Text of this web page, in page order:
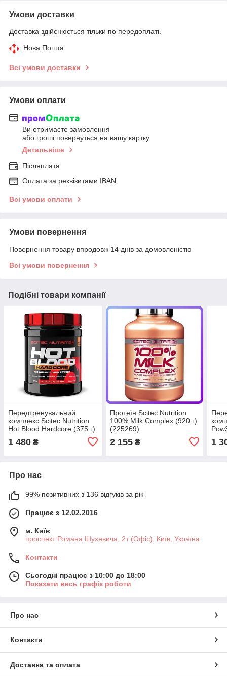
Умови доставки
Доставка здійснюється тільки по передоплаті.
Нова Пошта
Всі умови доставки
Умови оплати
Ви отримаєте замовлення
або гроші повернуться на вашу картку
Детальніше
Післяплата
Оплата за реквізитами IBAN
Всі умови оплати
Умови повернення
Повернення товару впродовж 14 днів за домовленістю
Всі умови повернення
Подібні товари компанії
Передтренувальний
комплекс Scitec Nutrition
Hot Blood Hardcore (375 г)
1 480 ₴
Протеїн Scitec Nutrition
100% Milk Complex (920 г)
(225269)
2 155₴ 1
Про нас
99% позитивних з 136 відгуків за рік
Працює з 12.02.2016
м. Київ
проспект Романа Шухевича, 2т (Офіс), Київ, Україна
Контакти
Сьогодні працює з 10:00 до 18:00
Показати весь графік роботи
Про нас
Контакти
Доставка та оплата